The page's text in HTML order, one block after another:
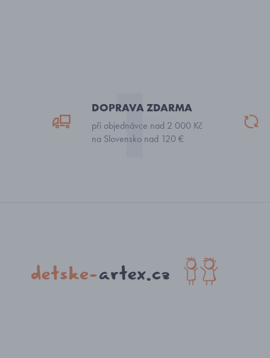
DOPRAVA ZDARMA
při objednávce nad 2 000 Kč
na Slovensko nad 120 €